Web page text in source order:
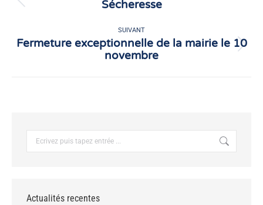
Article
Sécheresse
SUIVANT
Article
suivant
Fermeture exceptionnelle de la mairie le 10
novembre
Actualités recentes